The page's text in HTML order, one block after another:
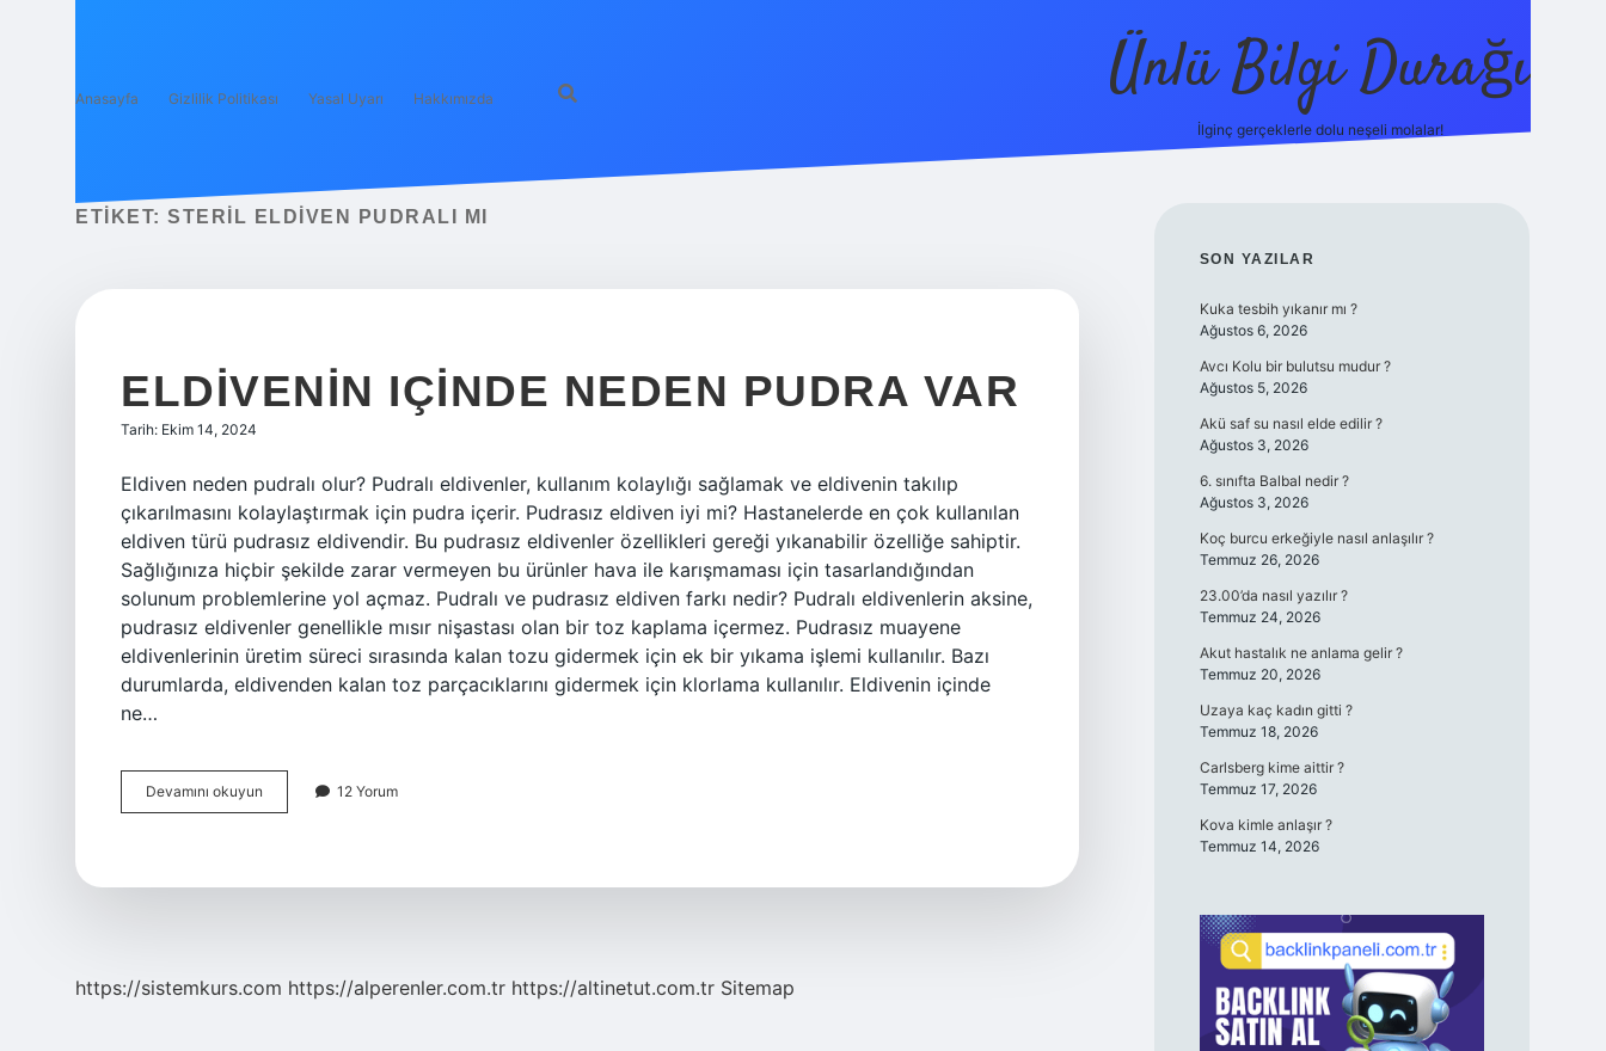
Anasayfa Gizlilik Politikası Yasal Uyarı Hakkımızda Ünlü Bilgi Durağı
İlginç gerçeklerle dolu neşeli molalar!
ETIKET: STERIL ELDIVEN PUDRALI MI
ELDIVENIN IÇINDE NEDEN PUDRA VAR
Tarih: Ekim 14, 2024
Eldiven neden pudralı olur? Pudralı eldivenler, kullanım kolaylığı sağlamak ve eldivenin takılıp
çıkarılmasını kolaylaştırmak için pudra içerir. Pudrasız eldiven iyi mi? Hastanelerde en çok kullanılan
eldiven türü pudrasız eldivendir. Bu pudrasız eldivenler özellikleri gereği yıkanabilir özelliğe sahiptir.
Sağlığınıza hiçbir şekilde zarar vermeyen bu ürünler hava ile karışmaması için tasarlandığından
solunum problemlerine yol açmaz. Pudralı ve pudrasız eldiven farkı nedir? Pudralı eldivenlerin aksine,
pudrasız eldivenler genellikle mısır nişastası olan bir toz kaplama içermez. Pudrasız muayene
eldivenlerinin üretim süreci sırasında kalan tozu gidermek için ek bir yıkama işlemi kullanılır. Bazı
durumlarda, eldivenden kalan toz parçacıklarını gidermek için klorlama kullanılır. Eldivenin içinde
ne…
Devamını okuyun Eldivenin
Içinde
12 Yorum
https://sistemkurs.com https://alperenler.com.tr https://altinetut.com.tr Sitemap
SIDEBAR
SON YAZILAR
Kuka tesbih yıkanır mı ?
Ağustos 6, 2026
Avcı Kolu bir bulutsu mudur ?
Ağustos 5, 2026
Akü saf su nasıl elde edilir ?
Ağustos 3, 2026
6. sınıfta Balbal nedir ?
Ağustos 3, 2026
Koç burcu erkeğiyle nasıl anlaşılır ?
Temmuz 26, 2026
23.00’da nasıl yazılır ?
Temmuz 24, 2026
Akut hastalık ne anlama gelir ?
Temmuz 20, 2026
Uzaya kaç kadın gitti ?
Temmuz 18, 2026
Carlsberg kime aittir ?
Temmuz 17, 2026
Kova kimle anlaşır ?
Temmuz 14, 2026